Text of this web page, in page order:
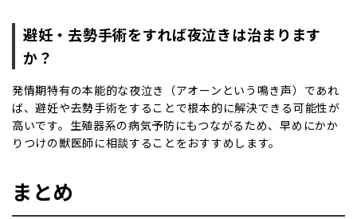
避妊・去勢手術をすれば夜泣きは治まります
か？
発情期特有の本能的な夜泣き（アオーンという鳴き声）であれ
ば、避妊や去勢手術をすることで根本的に解決できる可能性が
高いです。生殖器系の病気予防にもつながるため、早めにかか
りつけの獣医師に相談することをおすすめします。
まとめ